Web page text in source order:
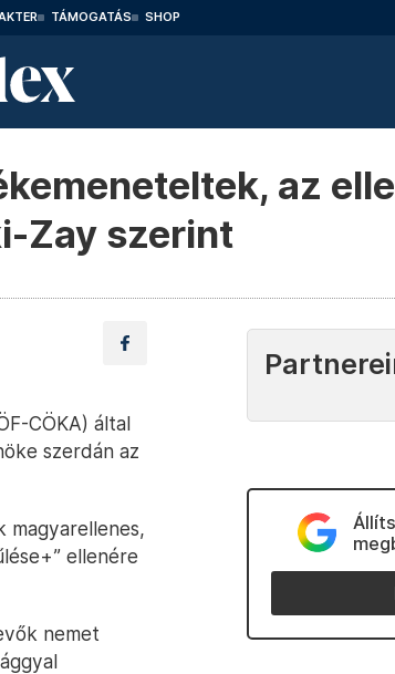
TÁMOGATÁS SHOP
az
Zay szerint
CÖKA) által
szerdán az
magyarellenes,
ellenére
nemet